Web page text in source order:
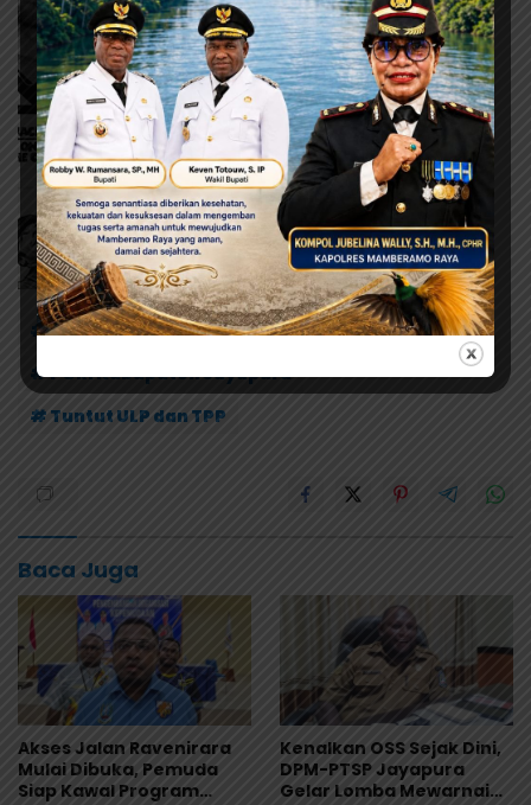
# Demo Guru
# Lobby Parkiran kantor Bupati
# PGRI Kabupaten Jayapura
# Tuntut ULP dan TPP
Baca Juga
Akses Jalan Ravenirara
Mulai Dibuka, Pemuda
Siap Kawal Program
Kenalkan OSS Sejak Dini,
DPM-PTSP Jayapura
Gelar Lomba Mewarnai